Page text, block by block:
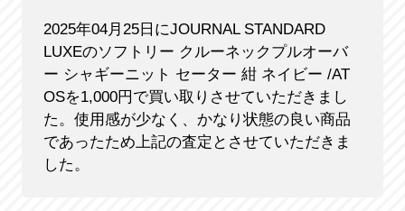
2025年04月25日にJOURNAL STANDARD
LUXEのソフトリー クルーネックプルオーバ
ー シャギーニット セーター 紺 ネイビー /AT
OSを1,000円で買い取りさせていただきまし
た。使用感が少なく、かなり状態の良い商品
であったため上記の査定とさせていただきま
した。